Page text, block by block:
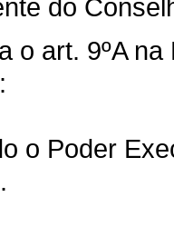
do
o art. 9ºA
o Poder